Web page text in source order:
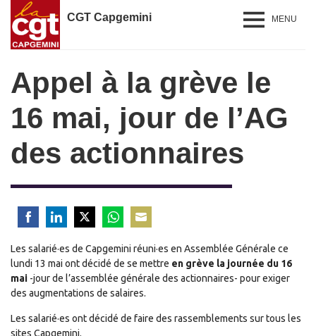
CGT Capgemini MENU
Appel à la grève le
16 mai, jour de l’AG
des actionnaires
on
Facebook
on
LinkedIn
on
Twitter
on
WhatsApp
on
Email
Les salarié·es de Capgemini réuni·es en Assemblée Générale ce
lundi 13 mai ont décidé de se mettre en grève la journée du 16
mai -jour de l’assemblée générale des actionnaires- pour exiger
des augmentations de salaires.
Les salarié·es ont décidé de faire des rassemblements sur tous les
sites Capgemini.